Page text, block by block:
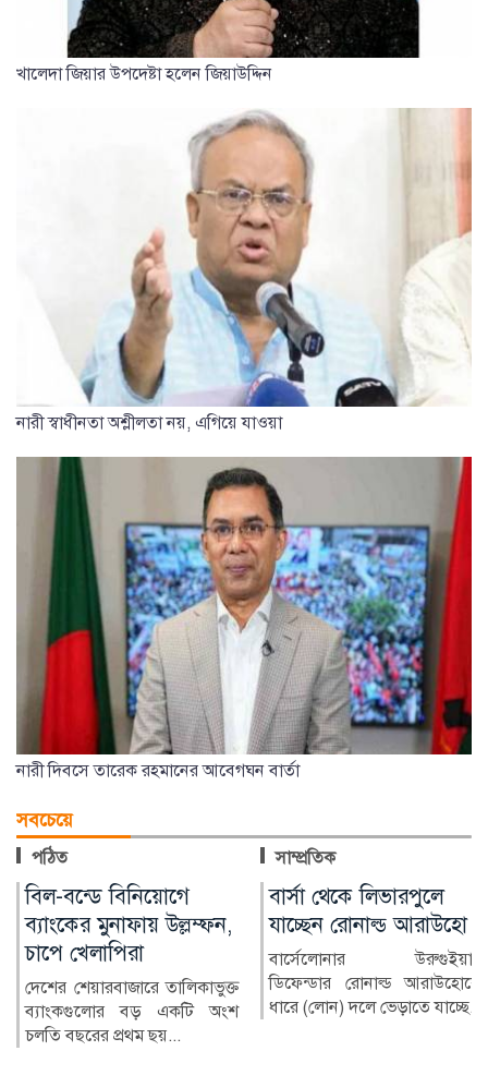
খালেদা জিয়ার উপদেষ্টা হলেন জিয়াউদ্দিন
নারী স্বাধীনতা অশ্লীলতা নয়, এগিয়ে যাওয়া
নারী দিবসে তারেক রহমানের আবেগঘন বার্তা
সবচেয়ে
পঠিত সাম্প্রতিক
বার্সা থেকে লিভারপুলে
যাচ্ছেন রোনাল্ড আরাউহো
বার্সেলোনার উরুগুইয়ান
ডিফেন্ডার রোনাল্ড আরাউহোকে
ধারে (লোন) দলে ভেড়াতে যাচ্ছে...
চিকিৎসক নিরাপদ
থাকলেই বদলাবে
স্বাস্থ্যসেবার চিত্র
বাংলাদেশের স্বাস্থ্য খাতে গত
কয়েক দশকে উল্লেখযোগ্য